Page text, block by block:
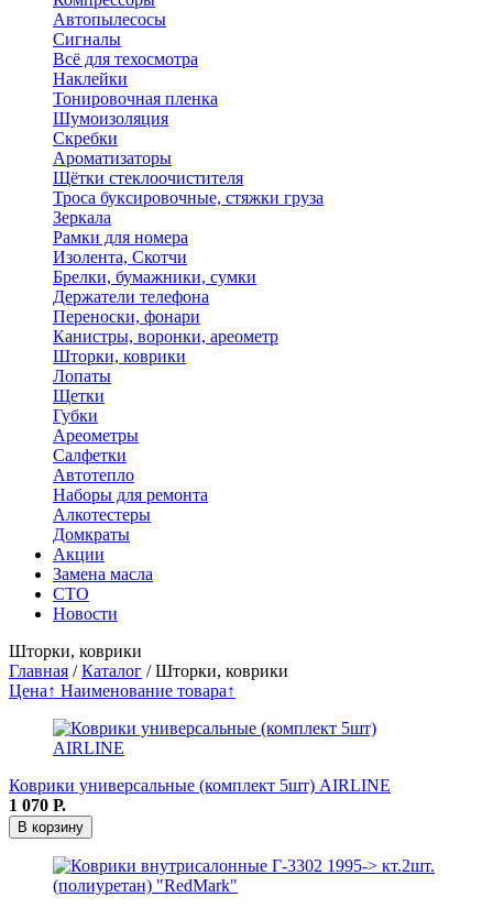
Автопылесосы
Сигналы
Всё для техосмотра
Наклейки
Тонировочная пленка
Шумоизоляция
Скребки
Ароматизаторы
Щётки стеклоочистителя
Троса буксировочные, стяжки груза
Зеркала
Рамки для номера
Изолента, Скотчи
Брелки, бумажники, сумки
Держатели телефона
Переноски, фонари
Канистры, воронки, ареометр
Шторки, коврики
Лопаты
Щетки
Губки
Ареометры
Салфетки
Автотепло
Наборы для ремонта
Алкотестеры
Домкраты
Акции
Замена масла
СТО
Новости
Шторки, коврики
Главная /Каталог /Шторки, коврики
Цена↑ Наименование товара↑
Коврики универсальные (комплект 5шт) AIRLINE
1 070 Р.
В корзину